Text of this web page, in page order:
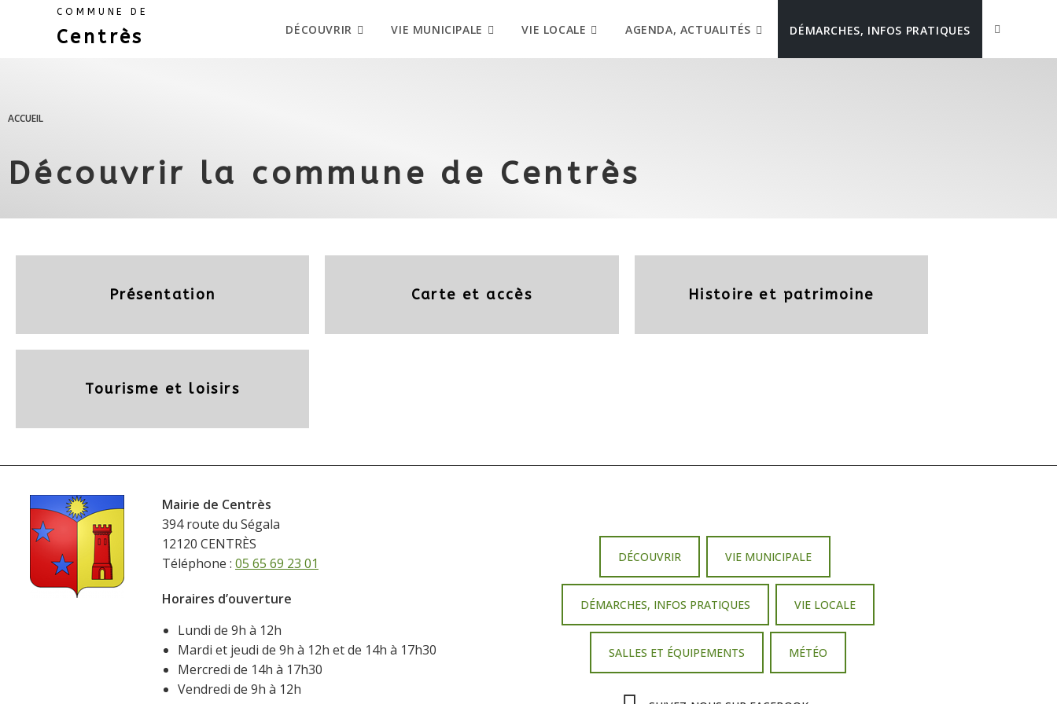
COMMUNE DE
Centrès DÉCOUVRIR VIE MUNICIPALE VIE LOCALE AGENDA, ACTUALITÉS DÉMARCHES, INFOS PRATIQUES
ACCUEIL
Découvrir la commune de Centrès
Présentation Carte et accès Histoire et patrimoine
Tourisme et loisirs
Mairie de Centrès
394 route du Ségala
12120 CENTRÈS
Téléphone : 05 65 69 23 01
Horaires d’ouverture
Lundi de 9h à 12h
Mardi et jeudi de 9h à 12h et de 14h à 17h30
Mercredi de 14h à 17h30
Vendredi de 9h à 12h
DÉCOUVRIR VIE MUNICIPALE
DÉMARCHES, INFOS PRATIQUES VIE LOCALE
SALLES ET ÉQUIPEMENTS MÉTÉO